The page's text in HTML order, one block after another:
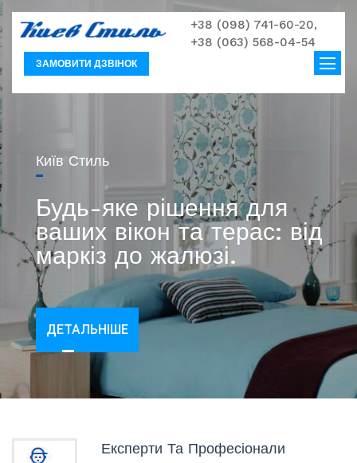
+38 (098) 741-60-20,
+38 (063) 568-04-54
ЗАМОВИТИ ДЗВІНОК
Стиль
яке рішення для
вікон та терас: від
до жалюзі.
ДЕТАЛЬНІШЕ
Експерти Та Професіонали